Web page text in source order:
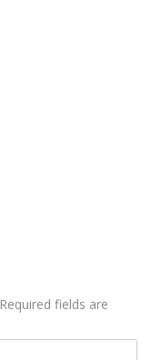
Required fields are